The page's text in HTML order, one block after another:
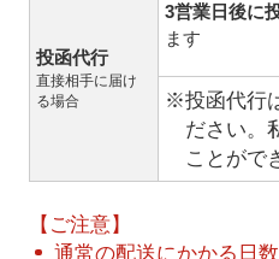
投函代行
直接相手に届け
る場合
3営業日後に
ます
※投函代行
ださい。
ことがで
【ご注意】
通常の配送にかかる日